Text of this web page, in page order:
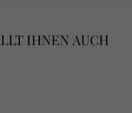
IHNEN AUCH